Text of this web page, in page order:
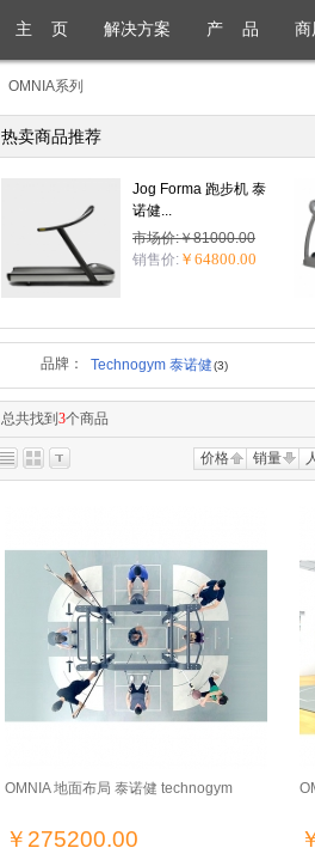
主 页 解决方案 产 品 商
OMNIA系列
热卖商品推荐
Jog Forma 跑步机 泰
诺健...
市场价:￥81000.00
销售价: ￥64800.00
品牌： Technogym 泰诺健(3)
总共找到 3个商品
价格 销量
OMNIA 地面布局 泰诺健 technogym
￥275200.00